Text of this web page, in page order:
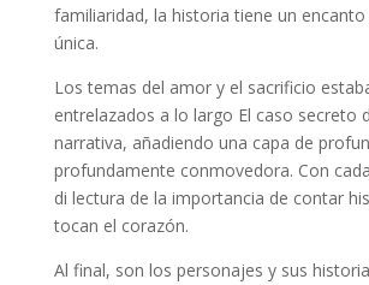
familiaridad, la historia tiene un
única.
Los temas del amor y el sacrificio
entrelazados a lo largo El caso secreto
narrativa, añadiendo una capa de
profundamente conmovedora. Con
di lectura de la importancia de contar
tocan el corazón.
Al final, son los personajes y sus